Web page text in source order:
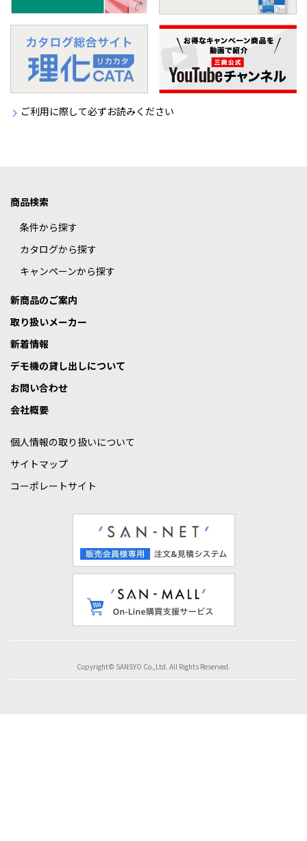
ご利用に際して必ずお読みください
商品検索
条件から探す
カタログから探す
キャンペーンから探す
新商品のご案内
取り扱いメーカー
新着情報
デモ機の貸し出しについて
お問い合わせ
会社概要
個人情報の取り扱いについて
サイトマップ
コーポレートサイト
Copyright© SANSYO Co.,Ltd. All Rights Reserved.